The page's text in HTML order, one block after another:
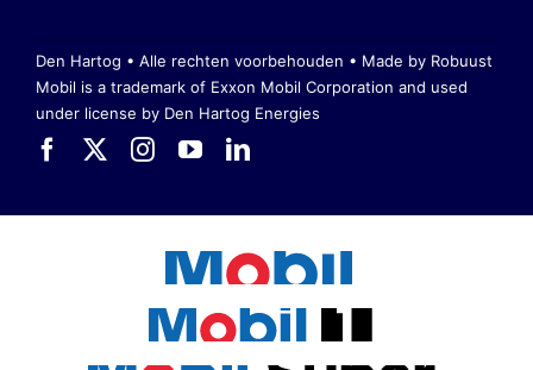
Den Hartog • Alle rechten voorbehouden • Made by Robuust
Mobil is a trademark of Exxon Mobil Corporation and used
under license by Den Hartog Energies